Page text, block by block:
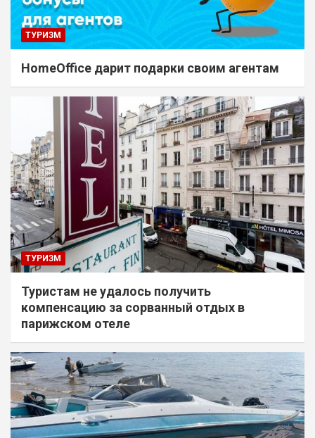
ТУРИЗМ
HomeOffice дарит подарки своим агентам
ТУРИЗМ
Туристам не удалось получить
компенсацию за сорванный отдых в
парижском отеле